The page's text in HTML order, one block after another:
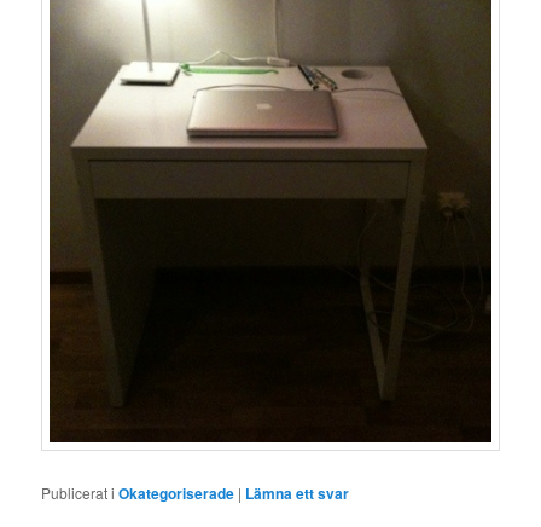
Publicerat i Okategoriserade | Lämna ett svar